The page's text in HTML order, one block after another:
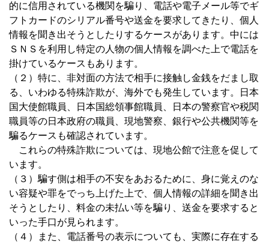
的に信用されている機関を騙り、電話や電子メール等でギ
フトカードのシリアル番号や送金を要求してきたり、個人
情報を聞き出そうとしたりするケースがあります。中には
ＳＮＳを利用し特定の人物の個人情報を調べた上で電話を
掛けているケースもあります。
（２）特に、非対面の方法で相手に接触し金銭をだまし取
る、いわゆる特殊詐欺が、海外でも発生しています。日本
国大使館職員、日本国総領事館職員、日本の警察官や税関
職員等の日本政府の職員、現地警察、銀行や公共機関等を
騙るケースも確認されています。
これらの特殊詐欺については、現地公館で注意を促して
います。
（３）騙す側は相手の不安をあおるために、身に覚えのな
い容疑や罪をでっち上げた上で、個人情報の詳細を聞き出
そうとしたり、料金の未払い等を騙り、送金を要求すると
いった手口が見られます。
（４）また、電話番号の表示についても、実際に存在する